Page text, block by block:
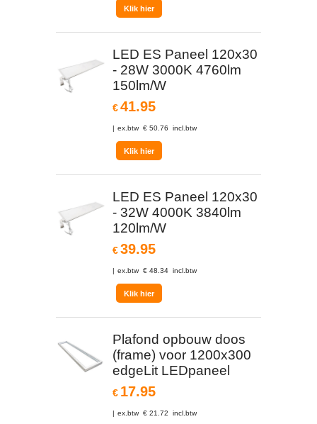
Klik hier
LED ES Paneel 120x30
- 28W 3000K 4760lm
150lm/W
€41.95
ex.btw € 50.76 incl.btw
Klik hier
LED ES Paneel 120x30
- 32W 4000K 3840lm
120lm/W
€39.95
ex.btw € 48.34 incl.btw
Klik hier
Plafond opbouw doos
(frame) voor 1200x300
edgeLit LEDpaneel
€ 17.95
ex.btw € 21.72 incl.btw